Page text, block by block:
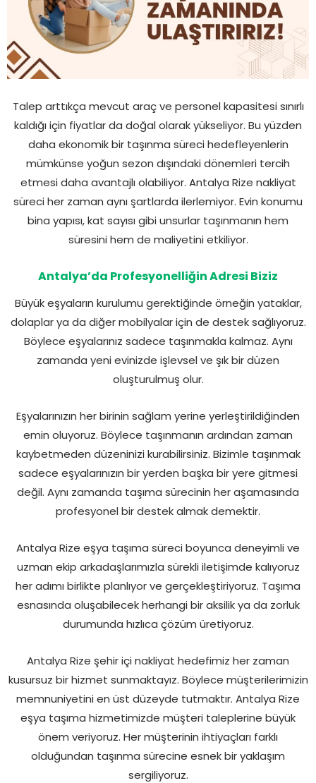
Talep arttıkça mevcut araç ve personel kapasitesi sınırlı
kaldığı için fiyatlar da doğal olarak yükseliyor. Bu yüzden
daha ekonomik bir taşınma süreci hedefleyenlerin
mümkünse yoğun sezon dışındaki dönemleri tercih
etmesi daha avantajlı olabiliyor. Antalya Rize nakliyat
süreci her zaman aynı şartlarda ilerlemiyor. Evin konumu
bina yapısı, kat sayısı gibi unsurlar taşınmanın hem
süresini hem de maliyetini etkiliyor.
Antalya’da Profesyonelliğin Adresi Biziz
Büyük eşyaların kurulumu gerektiğinde örneğin yataklar,
dolaplar ya da diğer mobilyalar için de destek sağlıyoruz.
Böylece eşyalarınız sadece taşınmakla kalmaz. Aynı
zamanda yeni evinizde işlevsel ve şık bir düzen
oluşturulmuş olur.
Eşyalarınızın her birinin sağlam yerine yerleştirildiğinden
emin oluyoruz. Böylece taşınmanın ardından zaman
kaybetmeden düzeninizi kurabilirsiniz. Bizimle taşınmak
sadece eşyalarınızın bir yerden başka bir yere gitmesi
değil. Aynı zamanda taşıma sürecinin her aşamasında
profesyonel bir destek almak demektir.
Antalya Rize eşya taşıma süreci boyunca deneyimli ve
uzman ekip arkadaşlarımızla sürekli iletişimde kalıyoruz
her adımı birlikte planlıyor ve gerçekleştiriyoruz. Taşıma
esnasında oluşabilecek herhangi bir aksilik ya da zorluk
durumunda hızlıca çözüm üretiyoruz.
Antalya Rize şehir içi nakliyat hedefimiz her zaman
kusursuz bir hizmet sunmaktayız. Böylece müşterilerimizin
memnuniyetini en üst düzeyde tutmaktır. Antalya Rize
eşya taşıma hizmetimizde müşteri taleplerine büyük
önem veriyoruz. Her müşterinin ihtiyaçları farklı
olduğundan taşınma sürecine esnek bir yaklaşım
sergiliyoruz.